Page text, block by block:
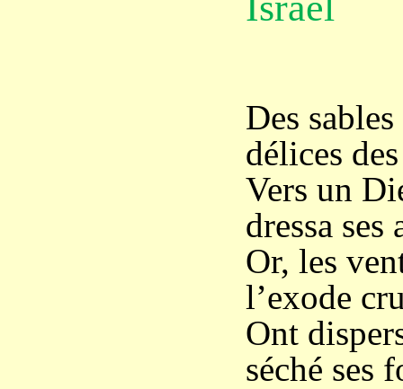
Des
délices
Vers un
dressa ses
Or, les
l’exode
Ont
séché ses